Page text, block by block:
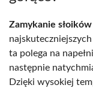
Zamykanie
ta polega na
następnie
Dzięki wysokiej